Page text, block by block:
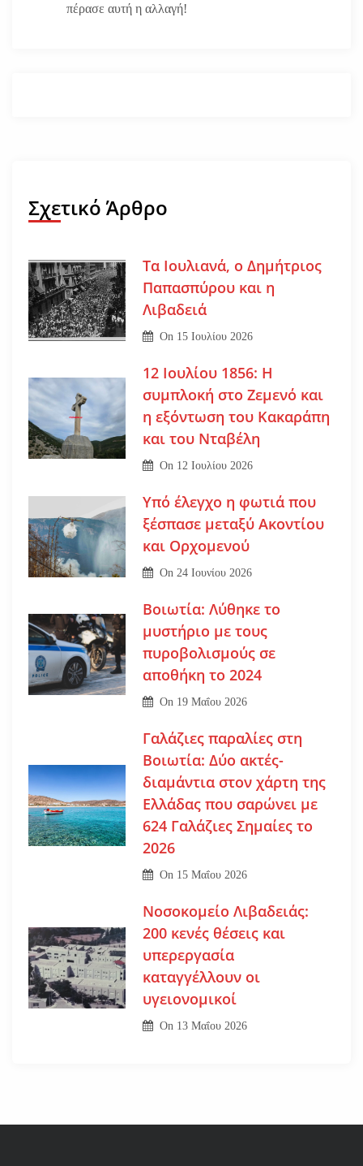
πέρασε αυτή η αλλαγή!
Σχετικό Άρθρο
Τα Ιουλιανά, ο Δημήτριος
Παπασπύρου και η
Λιβαδειά
On 15 Ιουλίου 2026
12 Ιουλίου 1856: Η
συμπλοκή στο Ζεμενό και
η εξόντωση του Κακαράπη
και του Νταβέλη
On 12 Ιουλίου 2026
Υπό έλεγχο η φωτιά που
ξέσπασε μεταξύ Ακοντίου
και Ορχομενού
On 24 Ιουνίου 2026
Βοιωτία: Λύθηκε το
μυστήριο με τους
πυροβολισμούς σε
αποθήκη το 2024
On 19 Μαΐου 2026
Γαλάζιες παραλίες στη
Βοιωτία: Δύο ακτές-
διαμάντια στον χάρτη της
Ελλάδας που σαρώνει με
624 Γαλάζιες Σημαίες το
2026
On 15 Μαΐου 2026
Νοσοκομείο Λιβαδειάς:
200 κενές θέσεις και
υπερεργασία
καταγγέλλουν οι
υγειονομικοί
On 13 Μαΐου 2026